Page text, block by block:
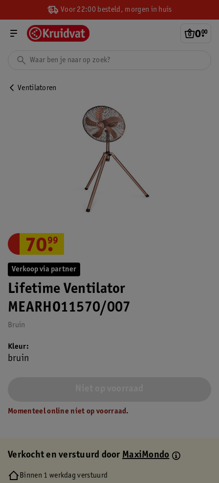
Voor 22:00 besteld, morgen in huis
0.
00
Ventilatoren
Verkoop via partner
Lifetime Ventilator
MEARHO11570/007
Bruin
70.
99
Kleur
bruin
Momenteel online niet op voorraad.
Verkocht en verstuurd doorMaxiMondo
Binnen 1 werkdag verstuurd